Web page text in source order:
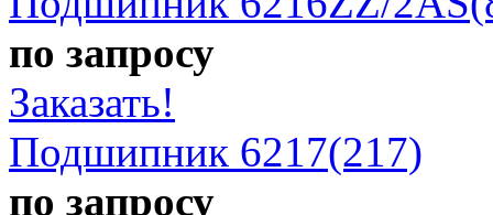
по запросу
Заказать!
Подшипник 6217(217)
по запросу